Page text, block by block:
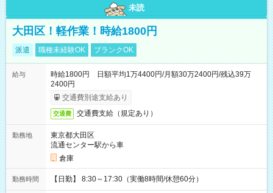
未読
大田区！軽作業！時給1800円
派遣 職種未経験OK ブランクOK
給与
時給1800円 日額平均1万4400円/月額30万2400円/残込39万
2400円
交通費別途支給あり
交通費 交通費支給（規定あり）
勤務地
東京都大田区
流通センター駅から車
倉庫
勤務時間 【日勤】 8:30～17:30（実働8時間/休憩60分）